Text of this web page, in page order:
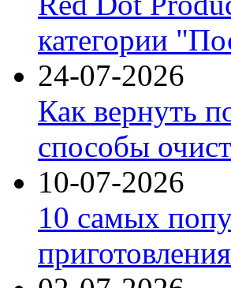
категории
24-07-2026
Как вернуть
способы
10-07-2026
10 самых